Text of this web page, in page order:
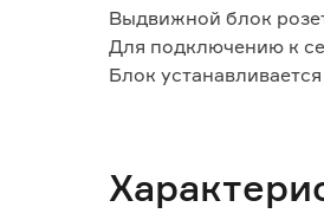
Выдвижной блок
Для подключению к
Блок